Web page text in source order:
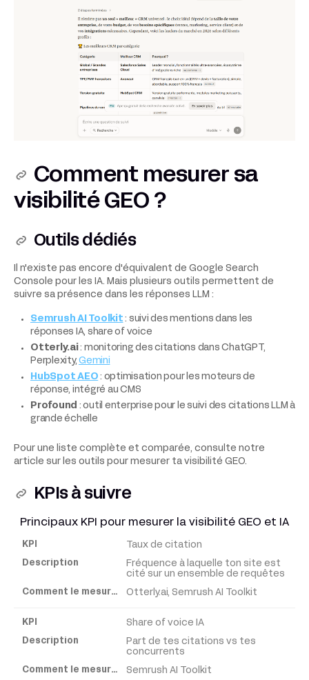
Comment mesurer sa
visibilité GEO ?
Outils dédiés
Il n'existe pas encore d'équivalent de Google Search
Console pour les IA. Mais plusieurs outils permettent de
suivre sa présence dans les réponses LLM :
Semrush AI Toolkit : suivi des mentions dans les
réponses IA, share of voice
Otterly.ai: monitoring des citations dans ChatGPT,
Perplexity, Gemini
HubSpot AEO : optimisation pour les moteurs de
réponse, intégré au CMS
Profound : outil enterprise pour le suivi des citations LLM à
grande échelle
Pour une liste complète et comparée, consulte notre
article sur les outils pour mesurer ta visibilité GEO.
KPIs à suivre
Principaux KPI pour mesurer la visibilité GEO et IA
KPI
Description
Comment
le
Taux de citation
Fréquence à laquelle ton site est
cité sur un ensemble de requêtes
Otterly.ai, Semrush AI Toolkit
Share of voice IA
Part de tes citations vs tes
concurrents
Semrush AI Toolkit